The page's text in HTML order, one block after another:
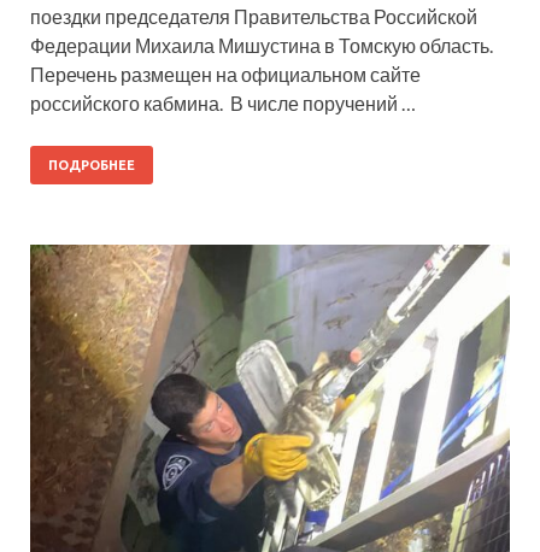
поездки председателя Правительства Российской
Федерации Михаила Мишустина в Томскую область.
Перечень размещен на официальном сайте
российского кабмина. В числе поручений …
ПОДРОБНЕЕ